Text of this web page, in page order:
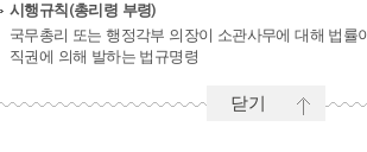
시행규칙(총리령 부령)
국무총리 또는 행정각부 의장이 소관사무에 대해 법률
직권에 의해 발하는 법규명령
닫기